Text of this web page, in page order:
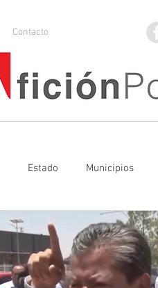
Contacto
Estado Municipios
Denuncia Poder Judicial